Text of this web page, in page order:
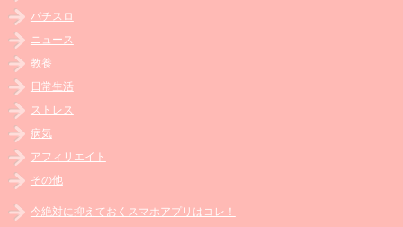
パチスロ
ニュース
教養
日常生活
ストレス
病気
アフィリエイト
その他
今絶対に抑えておくスマホアプリはコレ！